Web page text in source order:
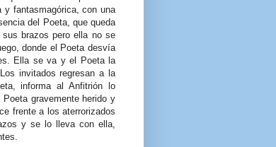
y fantasmagórica, con una
del Poeta, que queda
brazos pero ella no se
donde el Poeta desvía
Ella se va y el Poeta la
invitados regresan a la
informa al Anfitrión lo
gravemente herido y
frente a los aterrorizados
y se lo lleva con ella,